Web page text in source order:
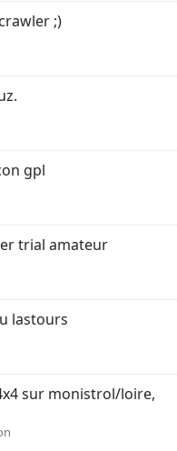
;)
gpl
trial amateur
lastours
sur monistrol/loire,